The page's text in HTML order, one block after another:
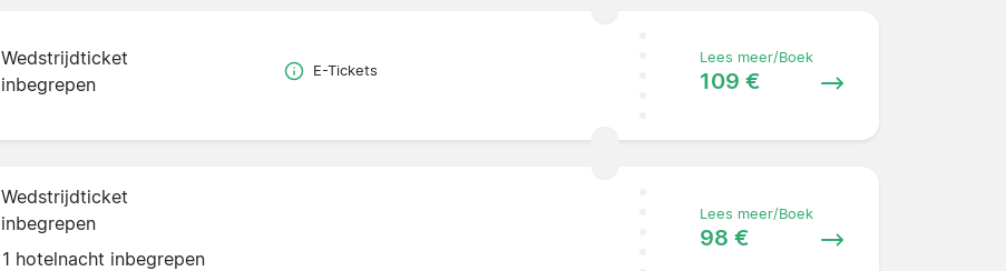
Wedstrijdticket
inbegrepen
E-Tickets
Lees meer/Boek
109 €
Wedstrijdticket
inbegrepen
1 hotelnacht inbegrepen
Lees meer/Boek
98 €